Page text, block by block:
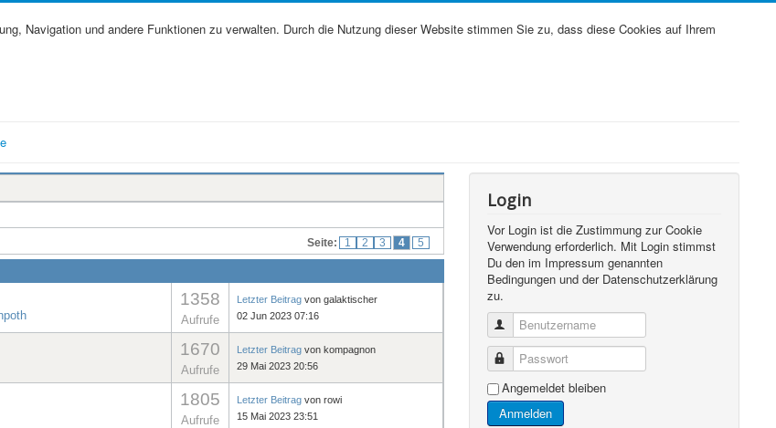
Navigation und andere Funktionen zu verwalten. Durch die Nutzung dieser Website stimmen Sie zu, dass diese Cookies auf Ihrem
Seite: 1 2 3 4 5
1358
Aufrufe
Letzter Beitrag von galaktischer
02 Jun 2023 07:16
1670
Aufrufe
Letzter Beitrag von kompagnon
29 Mai 2023 20:56
1805
Aufrufe
Letzter Beitrag von rowi
15 Mai 2023 23:51
Login
Vor Login ist die Zustimmung zur Cookie
Verwendung erforderlich. Mit Login stimmst
Du den im Impressum genannten
Bedingungen und der Datenschutzerklärung
zu.
Benutzername
Passwort
Angemeldet bleiben
Anmelden